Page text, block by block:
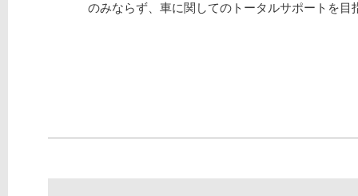
のみならず、車に関してのトータルサポートを目